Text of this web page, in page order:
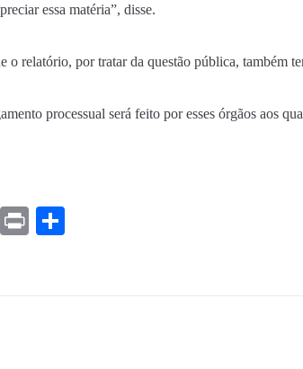
essa matéria”, disse.
relatório, por tratar da questão pública, também
processual será feito por esses órgãos aos
Gmail
Print